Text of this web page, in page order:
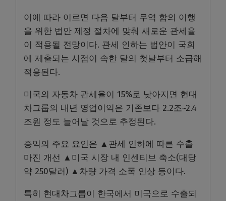
이에 따라 이르면 다음 달부터 무역 합의 이행
을 위한 법안 제정 절차에 맞춰 새로운 관세율
이 적용될 전망이다. 관세 인하는 법안이 국회
에 제출되는 시점이 속한 달의 첫날부터 소급해
적용된다.
미국의 자동차 관세율이 15%로 낮아지면 현대
차그룹의 내년 영업이익은 기존보다 2.2조~2.4
조원 정도 늘어날 것으로 추정된다.
증익의 주요 요인은 ▲관세 인하에 따른 수출
마진 개선 ▲미국 시장 내 인센티브 축소(대당
약 250달러) ▲차량 가격 소폭 인상 등이다.
특히 현대차그룹이 한국에서 미국으로 수출되